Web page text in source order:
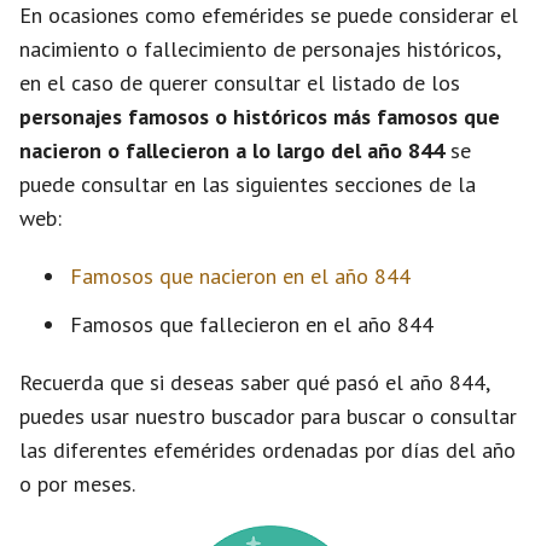
En ocasiones como efemérides se puede considerar el
nacimiento o fallecimiento de personajes históricos,
en el caso de querer consultar el listado de los
personajes famosos o históricos más famosos que
nacieron o fallecieron a lo largo del año 844se
puede consultar en las siguientes secciones de la
web:
Famosos que nacieron en el año 844
Famosos que fallecieron en el año 844
Recuerda que si deseas saber qué pasó el año 844,
puedes usar nuestro buscador para buscar o consultar
las diferentes efemérides ordenadas por días del año
o por meses.